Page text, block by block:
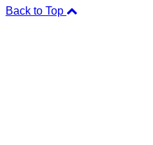
Back to Top